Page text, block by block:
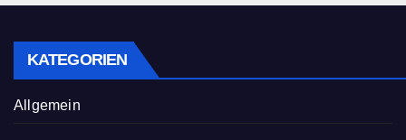
KATEGORIEN
Allgemein